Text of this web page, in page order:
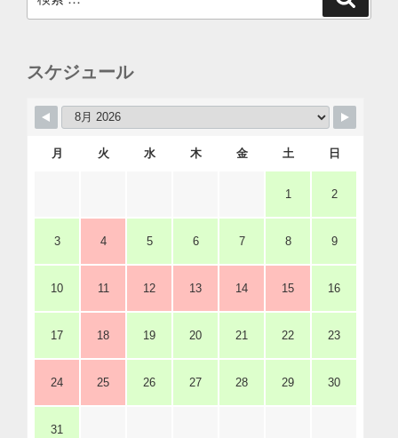
索:
スケジュール
月 火 水 木 金 土 日
1 2
3 4 5 6 7 8 9
10 11 12 13 14 15 16
17 18 19 20 21 22 23
24 25 26 27 28 29 30
31